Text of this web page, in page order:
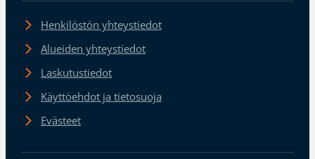
Henkilöstön yhteystiedot
Alueiden yhteystiedot
Laskutustiedot
Käyttöehdot ja tietosuoja
Evästeet